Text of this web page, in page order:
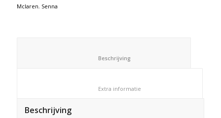
Mclaren, Senna
Beschrijving